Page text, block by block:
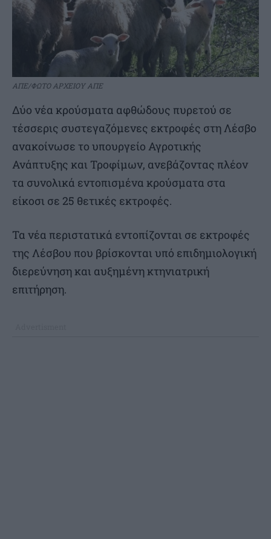
ΑΠΕ/ΦΩΤΟ ΑΡΧΕΙΟΥ ΑΠΕ
Δύο νέα κρούσματα αφθώδους πυρετού σε
τέσσερις συστεγαζόμενες εκτροφές στη Λέσβο
ανακοίνωσε το υπουργείο Αγροτικής
Ανάπτυξης και Τροφίμων, ανεβάζοντας πλέον
τα συνολικά εντοπισμένα κρούσματα στα
είκοσι σε 25 θετικές εκτροφές.
Τα νέα περιστατικά εντοπίζονται σε εκτροφές
της Λέσβου που βρίσκονται υπό επιδημιολογική
διερεύνηση και αυξημένη κτηνιατρική
επιτήρηση.